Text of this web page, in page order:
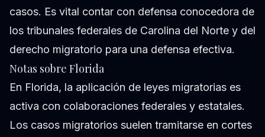
casos. Es vital contar con defensa conocedora de
los tribunales federales de Carolina del Norte y del
derecho migratorio para una defensa efectiva.
Notas sobre Florida
En Florida, la aplicación de leyes migratorias es
activa con colaboraciones federales y estatales.
Los casos migratorios suelen tramitarse en cortes